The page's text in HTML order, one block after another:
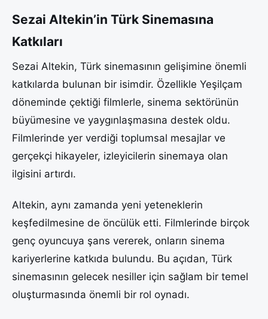
Sezai Altekin’in Türk Sinemasına
Katkıları
Sezai Altekin, Türk sinemasının gelişimine önemli
katkılarda bulunan bir isimdir. Özellikle Yeşilçam
döneminde çektiği filmlerle, sinema sektörünün
büyümesine ve yaygınlaşmasına destek oldu.
Filmlerinde yer verdiği toplumsal mesajlar ve
gerçekçi hikayeler, izleyicilerin sinemaya olan
ilgisini artırdı.
Altekin, aynı zamanda yeni yeteneklerin
keşfedilmesine de öncülük etti. Filmlerinde birçok
genç oyuncuya şans vererek, onların sinema
kariyerlerine katkıda bulundu. Bu açıdan, Türk
sinemasının gelecek nesiller için sağlam bir temel
oluşturmasında önemli bir rol oynadı.